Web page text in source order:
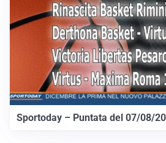
Sportoday – Puntata del 07/08/